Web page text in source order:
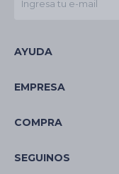
AYUDA
EMPRESA
COMPRA
SEGUINOS